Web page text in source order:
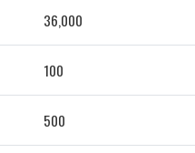
36,000
100
500